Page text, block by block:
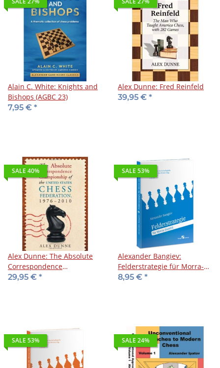
Alain C. White: Knights and
Bishops (AGBC 23)
7,95 € *
Alex Dunne: Fred Reinfeld
39,95 € *
SALE 40%
Alex Dunne: The Absolute
Correspondence
Championship of the United
29,95 € *
SALE 53%
Alexander Bangiev:
Felderstrategie für Morra-
Gambit
8,95 € *
SALE 53% SALE 24%